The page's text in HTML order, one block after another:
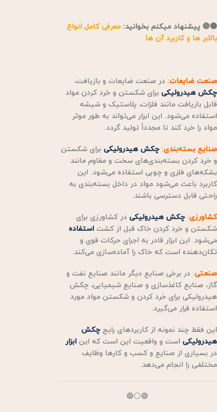
🟠🔵 پیشنهاد میکنم بخوانید: معرفی کامل انواع
بالابر ها و کاربرد آن ها
صنعت ضایعات: در صنعت ضایعات و بازیافت،
چکش هیدرولیکی برای شکستن و خرد کردن مواد
قابل بازیافت مانند فلزات، پلاستیک و شیشه
استفاده می‌شود. این ابزار می‌تواند به طور موثر
مواد را خرد کند تا مجدداً تولید گردد.
صنایع بسته‌بندی: چکش هیدرولیکی برای شکستن
و خرد کردن بسته‌بندی‌های سخت و مقاوم مانند
بشکه‌های فلزی و چوبی استفاده می‌شود. این
کاربرد باعث می‌شود مواد در داخل بسته‌بندی به
راحتی قابل دسترسی باشند.
کشاورزی: چکش هیدرولیکی در کشاورزی برای
شکستن و خرد کردن خاک قبل از کشت استفاده
می‌شود. این ابزار قادر به اجرای حرکات قوی و
تکان‌دهنده است که خاک را آماده‌سازی می‌کند.
صنعتی: در برخی صنایع دیگر مانند صنایع نفت و
گاز، صنایع کاغذسازی و صنایع شیمیایی، چکش
هیدرولیکی برای خرد کردن و شکستن مواد مورد
استفاده قرار می‌گیرد.
این فقط چند نمونه از کاربردهای رایج چکش
هیدرولیکی است و واقعیت این است که این ابزار
در بسیاری از صنایع و کسب و کارها وظایف
مختلفی را انجام می‌دهد.
🟣⚪🔵